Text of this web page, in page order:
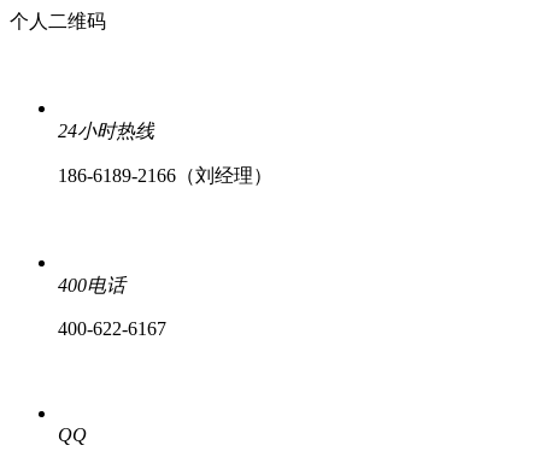
个人二维码
24小时热线
186-6189-2166（刘经理）
400电话
400-622-6167
QQ